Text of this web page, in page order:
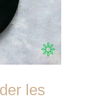
les